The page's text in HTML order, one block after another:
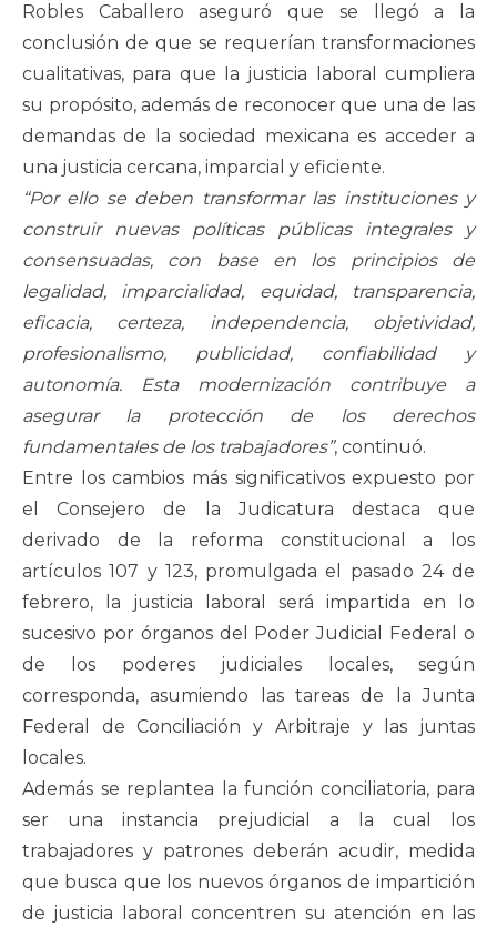
Robles Caballero aseguró que se llegó a la
conclusión de que se requerían transformaciones
cualitativas, para que la justicia laboral cumpliera
su propósito, además de reconocer que una de las
demandas de la sociedad mexicana es acceder a
una justicia cercana, imparcial y eficiente.
“Por ello se deben transformar las instituciones y
construir nuevas políticas públicas integrales y
consensuadas, con base en los principios de
legalidad, imparcialidad, equidad, transparencia,
eficacia, certeza, independencia, objetividad,
profesionalismo, publicidad, confiabilidad y
autonomía. Esta modernización contribuye a
asegurar la protección de los derechos
fundamentales de los trabajadores”, continuó.
Entre los cambios más significativos expuesto por
el Consejero de la Judicatura destaca que
derivado de la reforma constitucional a los
artículos 107 y 123, promulgada el pasado 24 de
febrero, la justicia laboral será impartida en lo
sucesivo por órganos del Poder Judicial Federal o
de los poderes judiciales locales, según
corresponda, asumiendo las tareas de la Junta
Federal de Conciliación y Arbitraje y las juntas
locales.
Además se replantea la función conciliatoria, para
ser una instancia prejudicial a la cual los
trabajadores y patrones deberán acudir, medida
que busca que los nuevos órganos de impartición
de justicia laboral concentren su atención en las